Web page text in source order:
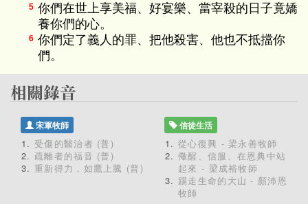
5 你們在世上享美福、好宴樂、當宰殺的日子竟嬌
養你們的心。
6 你們定了義人的罪、把他殺害、他也不抵擋你
們。
宋軍牧師
受傷的醫治者 (普)
疏離者的福音 (普)
重新得力，如鷹上騰 (普)
信徒生活
從心復興 - 梁永善牧師
儆醒、信服、在恩典中站
起來 - 梁成裕牧師
踢走生命的大山 - 顏沛恩
牧師